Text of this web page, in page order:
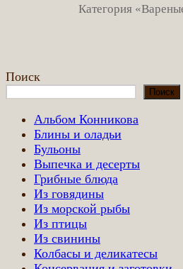
Категория
Поиск
Поиск
Альбом Конникова
Блины и оладьи
Бульоны
Выпечка и десерты
Грибные блюда
Из говядины
Из морской рыбы
Из птицы
Из свинины
Колбасы и деликатесы